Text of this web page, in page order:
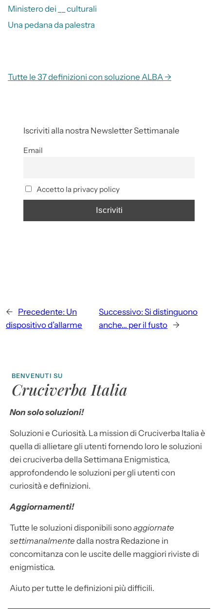
Ministero dei __ culturali
Una pedana da palestra
Tutte le 37 definizioni con soluzione ALBA →
Iscriviti alla nostra Newsletter Settimanale
Email
Accetto la privacy policy
← Precedente: Un
dispositivo d’allarme
Successivo: Si distinguono
anche… per il fusto →
BENVENUTI SU
Cruciverba Italia
Non solo soluzioni!
Soluzioni e Curiosità. La mission di Cruciverba Italia è
quella di allietare gli utenti fornendo loro le soluzioni
dei cruciverba della Settimana Enigmistica,
approfondendo le soluzioni per gli utenti con
curiosità e definizioni.
Aggiornamenti!
Tutte le soluzioni disponibili sonoaggiornate
settimanalmente dalla nostra Redazione in
concomitanza con le uscite delle maggiori riviste di
enigmistica.
Aiuto per tutte le definizioni più difficili.